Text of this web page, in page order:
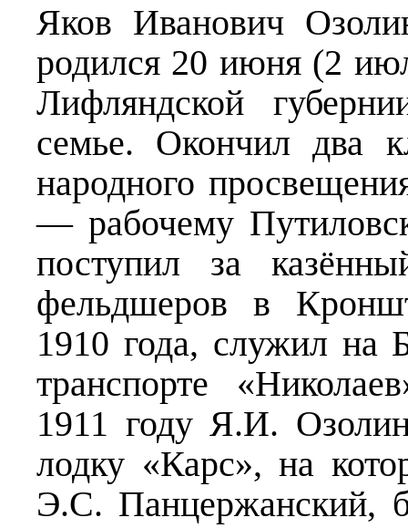
Яков Иванович
родился 20 июня (2
Лифляндской
семье. Окончил два
народного
— рабочему
поступил за
фельдшеров в
1910 года, служил на
транспорте
1911 году Я.И.
лодку «Карс», на
Э.С. Панцержанский,